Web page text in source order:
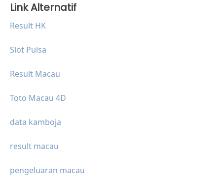
Link Alternatif
Result HK
Slot Pulsa
Result Macau
Toto Macau 4D
data kamboja
result macau
pengeluaran macau